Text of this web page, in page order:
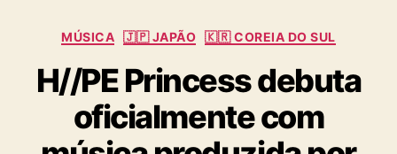
C
t
e
g
o
r
MÚSICA 🇯🇵 JAPÃO 🇰🇷 COREIA DO SUL
H//PE Princess debuta
oficialmente com